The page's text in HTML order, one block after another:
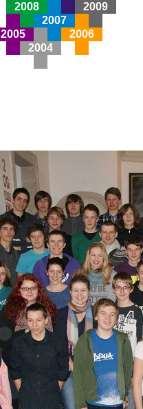
2004
2005 2006
2007
2008 2009